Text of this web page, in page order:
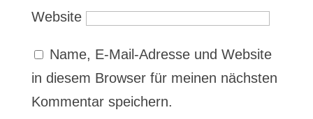
Website
Name, E-Mail-Adresse und Website
in diesem Browser für meinen nächsten
Kommentar speichern.